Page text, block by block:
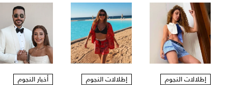
إطلالات النجوم إطلالات النجوم أخبار النجوم